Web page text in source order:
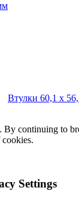
Втулки 60,1 х
By continuing to
Settings